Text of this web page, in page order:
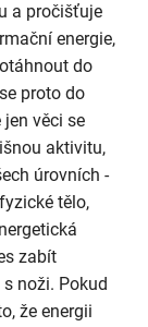
a pročišťuje
energie,
do
proto do
věci se
aktivitu,
úrovních -
tělo,
zabít
noži. Pokud
že energii